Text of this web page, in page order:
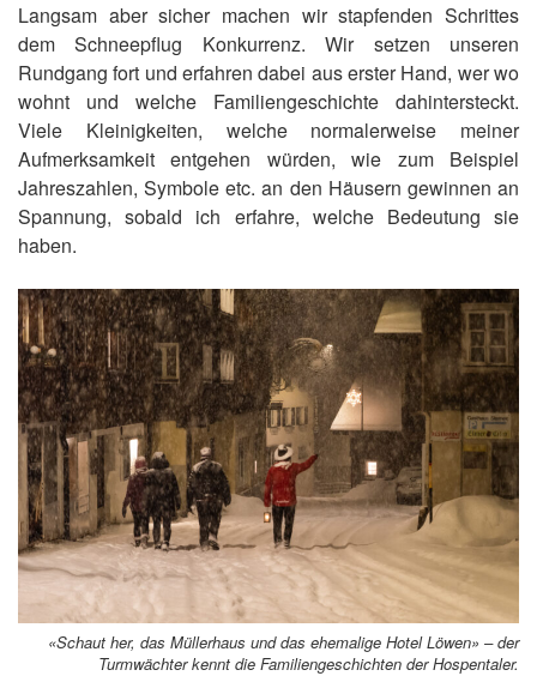
Langsam aber sicher machen wir stapfenden Schrittes
dem Schneepflug Konkurrenz. Wir setzen unseren
Rundgang fort und erfahren dabei aus erster Hand, wer wo
wohnt und welche Familiengeschichte dahintersteckt.
Viele Kleinigkeiten, welche normalerweise meiner
Aufmerksamkeit entgehen würden, wie zum Beispiel
Jahreszahlen, Symbole etc. an den Häusern gewinnen an
Spannung, sobald ich erfahre, welche Bedeutung sie
haben.
«Schaut her, das Müllerhaus und das ehemalige Hotel Löwen» – der
Turmwächter kennt die Familiengeschichten der Hospentaler.